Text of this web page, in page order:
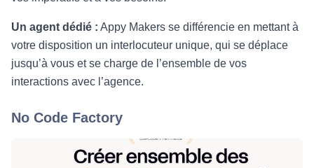
Un agent dédié : Appy Makers se différencie en mettant à
votre disposition un interlocuteur unique, qui se déplace
jusqu’à vous et se charge de l’ensemble de vos
interactions avec l’agence.
No Code Factory